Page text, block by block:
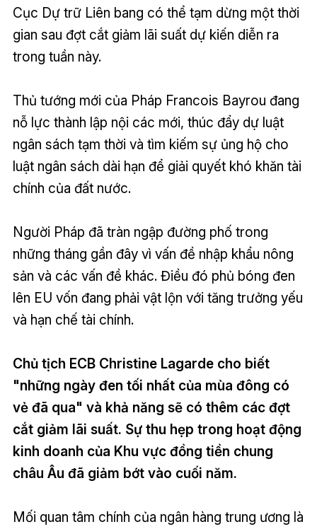
Cục Dự trữ Liên bang có thể tạm dừng một thời
gian sau đợt cắt giảm lãi suất dự kiến diễn ra
trong tuần này.
Thủ tướng mới của Pháp Francois Bayrou đang
nỗ lực thành lập nội các mới, thúc đẩy dự luật
ngân sách tạm thời và tìm kiếm sự ủng hộ cho
luật ngân sách dài hạn để giải quyết khó khăn tài
chính của đất nước.
Người Pháp đã tràn ngập đường phố trong
những tháng gần đây vì vấn đề nhập khẩu nông
sản và các vấn đề khác. Điều đó phủ bóng đen
lên EU vốn đang phải vật lộn với tăng trưởng yếu
và hạn chế tài chính.
Chủ tịch ECB Christine Lagarde cho biết
"những ngày đen tối nhất của mùa đông có
vẻ đã qua" và khả năng sẽ có thêm các đợt
cắt giảm lãi suất. Sự thu hẹp trong hoạt động
kinh doanh của Khu vực đồng tiền chung
châu Âu đã giảm bớt vào cuối năm.
Mối quan tâm chính của ngân hàng trung ương là